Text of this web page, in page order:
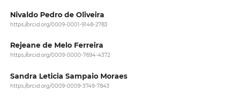
Nivaldo Pedro de Oliveira
https://orcid.org/0009-0001-9148-2783
Rejeane de Melo Ferreira
https://orcid.org/0009-0000-7694-4372
Sandra Leticia Sampaio Moraes
https://orcid.org/0009-0009-3749-7843